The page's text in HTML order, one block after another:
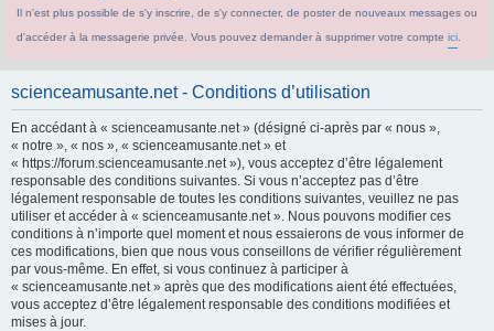
Il n'est plus possible de s'y inscrire, de s'y connecter, de poster de nouveaux messages ou
d'accéder à la messagerie privée. Vous pouvez demander à supprimer votre compte ici
scienceamusante.net - Conditions d’utilisation
En accédant à « scienceamusante.net » (désigné ci-après par « nous »,
« notre », « nos », « scienceamusante.net » et
« https://forum.scienceamusante.net »), vous acceptez d’être légalement
responsable des conditions suivantes. Si vous n’acceptez pas d’être
légalement responsable de toutes les conditions suivantes, veuillez ne pas
utiliser et accéder à « scienceamusante.net ». Nous pouvons modifier ces
conditions à n’importe quel moment et nous essaierons de vous informer de
ces modifications, bien que nous vous conseillons de vérifier régulièrement
par vous-même. En effet, si vous continuez à participer à
« scienceamusante.net » après que des modifications aient été effectuées,
vous acceptez d’être légalement responsable des conditions modifiées et
mises à jour.